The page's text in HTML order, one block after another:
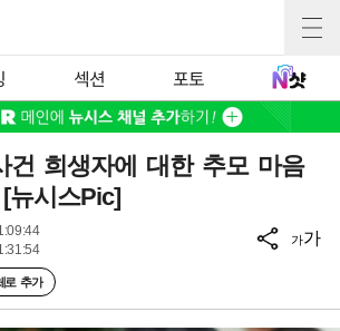
섹션 포토
건 희생자에 대한 추모 마음
뉴시스Pic]
로 추가
가가